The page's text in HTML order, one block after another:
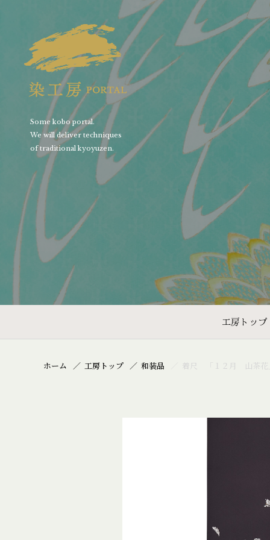
Some kobo portal.
We will deliver techniques
of traditional kyoyuzen.
工房トップ
ホーム 工房トップ 和装品 着尺 「１２月 山茶花」